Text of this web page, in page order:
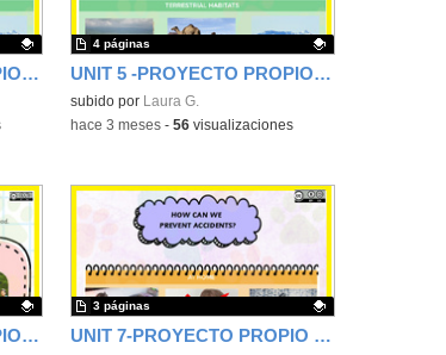
UNIT 5 -PROYECTO PROPIO DE CIENCIAS 1ER CICLO- CEIP FGL UNIT 5 -PROYECTO PROPIO DE CIENCIAS 1ER CICLO- CEIP FGL
Contenido educativo.
subido por Laura G.
4 páginas
-hace 3 meses- 56visualizaciones
UNIT 6 -PROYECTO PROPIO DE CIENCIAS 1ER CICLO- CEIP FGL UNIT 7-PROYECTO PROPIO DE CIENCIAS 1ER CICLO- CEIP FGL
3 páginas